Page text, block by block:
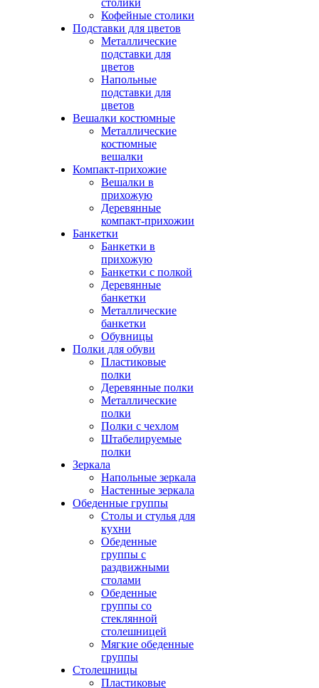
столики
Кофейные столики
Подставки для цветов
Металлические
подставки для
цветов
Напольные
подставки для
цветов
Вешалки костюмные
Металлические
костюмные
вешалки
Компакт-прихожие
Вешалки в
прихожую
Деревянные
компакт-прихожии
Банкетки
Банкетки в
прихожую
Банкетки с полкой
Деревянные
банкетки
Металлические
банкетки
Обувницы
Полки для обуви
Пластиковые
полки
Деревянные полки
Металлические
полки
Полки с чехлом
Штабелируемые
полки
Зеркала
Напольные зеркала
Настенные зеркала
Обеденные группы
Столы и стулья для
кухни
Обеденные
группы с
раздвижными
столами
Обеденные
группы со
стеклянной
столешницей
Мягкие обеденные
группы
Столешницы
Пластиковые